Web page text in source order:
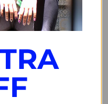
serut